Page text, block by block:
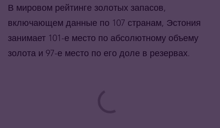
В мировом рейтинге золотых запасов,
включающем данные по 107 странам, Эстония
занимает 101-е место по абсолютному объему
золота и 97-е место по его доле в резервах.